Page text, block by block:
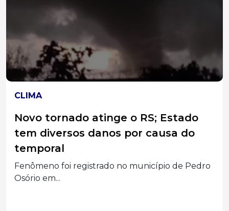
DESTAQUES
Após conclusão dos trabalhos, CPI
da Prefeitura sugere indiciamento
de 11 pessoas
Entre as conclusões apresentadas, o relatório
recomenda o indiciamento...